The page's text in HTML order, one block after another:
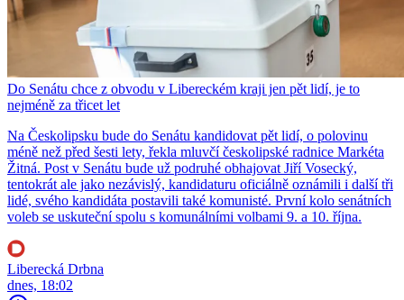
Do Senátu chce z obvodu v Libereckém kraji jen pět lidí, je to
nejméně za třicet let
Na Českolipsku bude do Senátu kandidovat pět lidí, o polovinu
méně než před šesti lety, řekla mluvčí českolipské radnice Markéta
Žitná. Post v Senátu bude už podruhé obhajovat Jiří Vosecký,
tentokrát ale jako nezávislý, kandidaturu oficiálně oznámili i další tři
lidé, svého kandidáta postavili také komunisté. První kolo senátních
voleb se uskuteční spolu s komunálními volbami 9. a 10. října.
Liberecká Drbna
dnes, 18:02